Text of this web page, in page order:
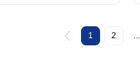
1 2 ...